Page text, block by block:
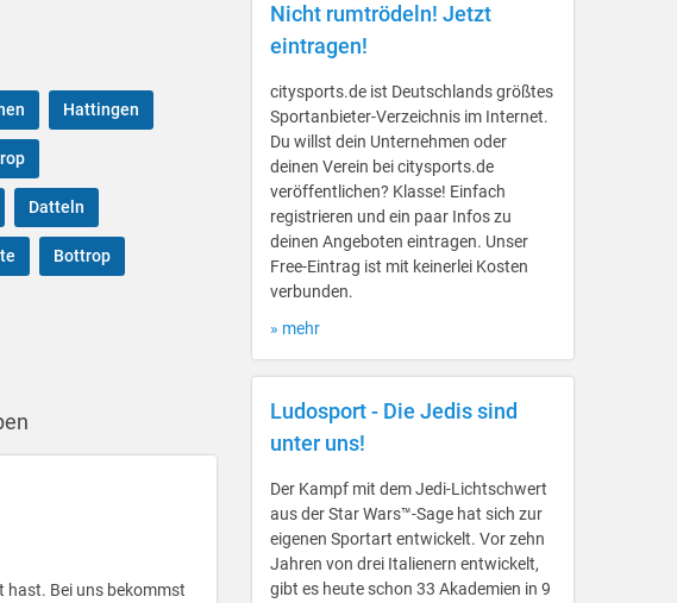
Hattingen
Datteln
Bottrop
hast. Bei uns bekommst
Nicht rumtrödeln! Jetzt
eintragen!
citysports.de ist Deutschlands größtes
Sportanbieter-Verzeichnis im Internet.
Du willst dein Unternehmen oder
deinen Verein bei citysports.de
veröffentlichen? Klasse! Einfach
registrieren und ein paar Infos zu
deinen Angeboten eintragen. Unser
Free-Eintrag ist mit keinerlei Kosten
verbunden.
» mehr
Ludosport - Die Jedis sind
unter uns!
Der Kampf mit dem Jedi-Lichtschwert
aus der Star Wars™-Sage hat sich zur
eigenen Sportart entwickelt. Vor zehn
Jahren von drei Italienern entwickelt,
gibt es heute schon 33 Akademien in 9